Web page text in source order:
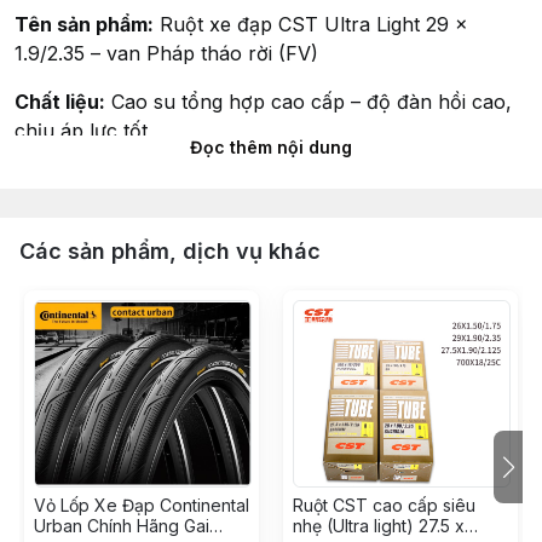
Tên sản phẩm: Ruột xe đạp CST Ultra Light 29 x
1.9/2.35 – van Pháp tháo rời (FV)
Chất liệu: Cao su tổng hợp cao cấp – độ đàn hồi cao,
chịu áp lực tốt
Van:
Loại: Van FV (van Pháp / Presta)
Van tháo rời – thuận tiện sử dụng với keo tự vá, dễ thay
Dài, mảnh – lý tưởng cho vành xe cao, dễ bơm chính
xác với bơm chuyên dụng
Trọng lượng:171g
Đọc thêm nội dung
Các sản phẩm, dịch vụ khác
Vỏ Lốp Xe Đạp Continental
Urban Chính Hãng Gai
Ruột CST cao cấp siêu
nhẹ (Ultra light) 27.5 x